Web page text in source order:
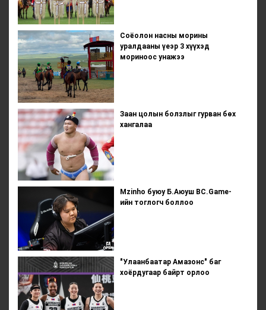
Соёолон насны морины
уралдааны үеэр 3 хүүхэд
мориноос унажээ
Заан цолын болзлыг гурван бөх
хангалаа
Mzinho буюу Б.Аюуш BC.Game-
ийн тоглогч боллоо
"Улаанбаатар Амазонс" баг
хоёрдугаар байрт орлоо